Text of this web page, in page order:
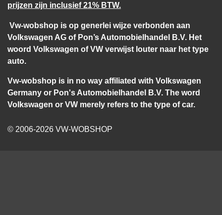
prijzen zijn inclusief 21% BTW.
Vw-wobshop is op generlei wijze verbonden aan
Volkswagen AG of Pon’s Automobielhandel B.V. Het
woord Volkswagen of VW verwijst louter naar het type
auto.
Vw-wobshop is in no way affiliated with Volkswagen
Germany or Pon's Automobielhandel B.V. The word
Volkswagen or VW merely refers to the type of car.
© 2006-2026 VW-WOBSHOP